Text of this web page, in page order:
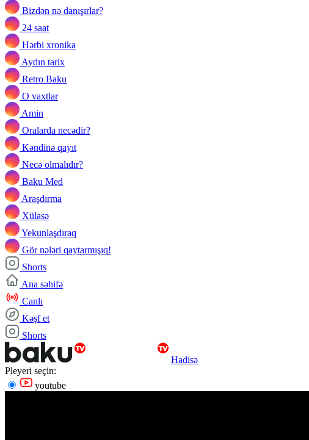
Bizdən nə danışırlar?
24 saat
Hərbi xronika
Aydın tarix
Retro Baku
O vaxtlar
Amin
Oralarda necədir?
Kəndinə qayıt
Necə olmalıdır?
Baku Med
Araşdırma
Xülasə
Yekunlaşdıraq
Gör nələri qaytarmışıq!
Shorts
Ana səhifə
Canlı
Kəşf et
Shorts
Hadisə
Pleyeri seçin:
youtube